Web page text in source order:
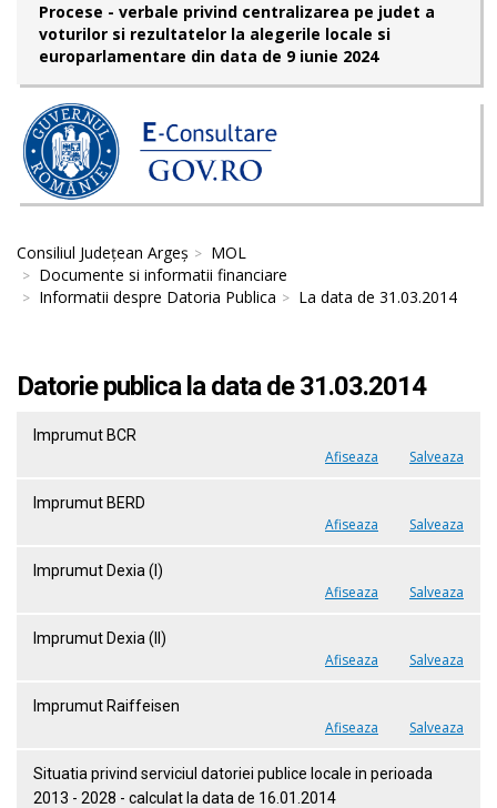
Procese - verbale privind centralizarea pe judet a
voturilor si rezultatelor la alegerile locale si
europarlamentare din data de 9 iunie 2024
Consiliul Județean Argeș
MOL
Documente si informatii financiare
Informatii despre Datoria Publica
La data de 31.03.2014
Datorie publica la data de 31.03.2014
Imprumut BCR
Afiseaza Salveaza
Imprumut BERD
Afiseaza Salveaza
Imprumut Dexia (I)
Afiseaza Salveaza
Imprumut Dexia (II)
Afiseaza Salveaza
Imprumut Raiffeisen
Afiseaza Salveaza
Situatia privind serviciul datoriei publice locale in perioada
2013 - 2028 - calculat la data de 16.01.2014